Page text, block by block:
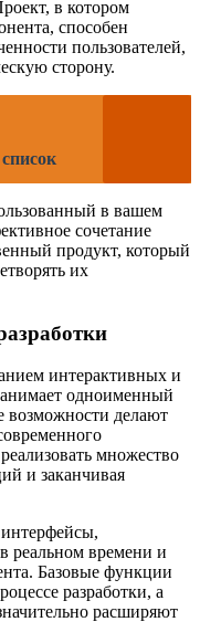
в котором
способен
пользователей,
сторону.
в вашем
сочетание
продукт, который
их
интерактивных и
одноименный
возможности делают
множество
и заканчивая
интерфейсы,
реальном времени и
Базовые функции
разработки, а
расширяют